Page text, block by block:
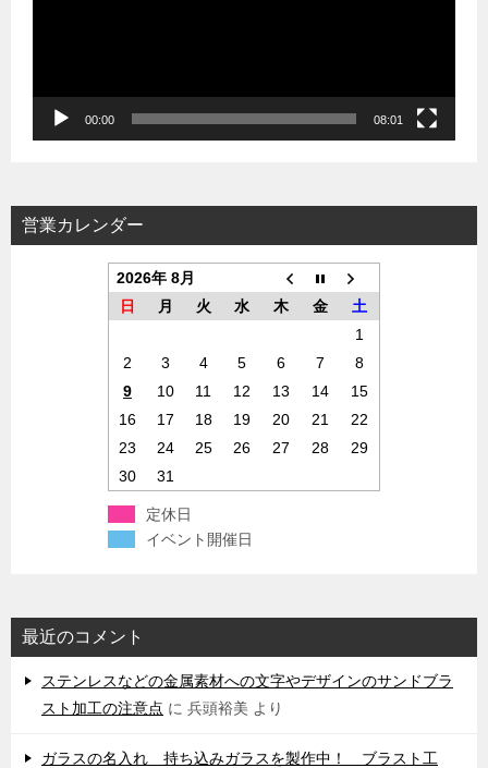
00:00 08:01
営業カレンダー
2026年 8月
日
月 火 水 木 金
土
1
2
3 4 5 6 7
8
9
10 11 12 13 14
15
16
17 18 19 20 21
22
23
24 25 26 27 28
29
30
31
定休日
イベント開催日
最近のコメント
ステンレスなどの金属素材への文字やデザインのサンドブラ
スト加工の注意点 に 兵頭裕美 より
ガラスの名入れ 持ち込みガラスを製作中！ ブラスト工